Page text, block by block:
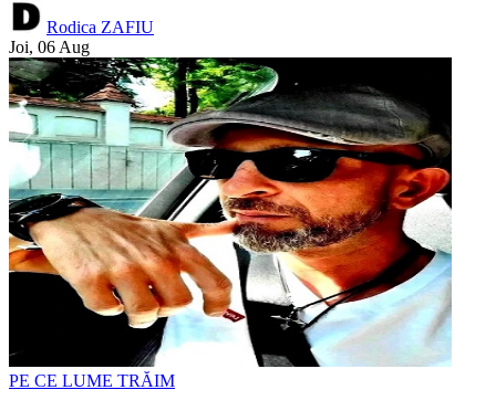
Rodica ZAFIU
Joi, 06 Aug
PE CE LUME TRĂIM